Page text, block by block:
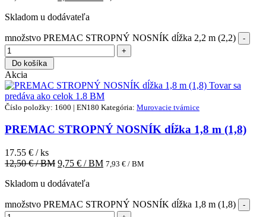
Skladom u dodávateľa
množstvo PREMAC STROPNÝ NOSNÍK dĺžka 2,2 m (2,2)
Do košíka
Akcia
Tovar sa
predáva ako celok 1.8 BM
Číslo položky: 1600 | EN180 Kategória: Murovacie tvárnice
PREMAC STROPNÝ NOSNÍK dĺžka 1,8 m (1,8)
17.55 € / ks
12,50€ / BM 9,75 € / BM 7,93 € / BM
Skladom u dodávateľa
množstvo PREMAC STROPNÝ NOSNÍK dĺžka 1,8 m (1,8)